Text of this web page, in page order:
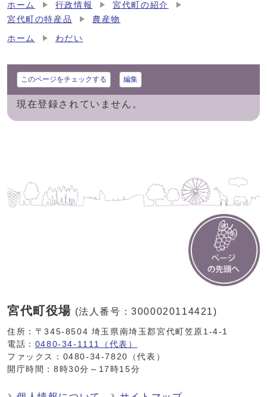
ホーム 行政情報
宮代町の紹介
宮代町の特産品
農産物
ホーム わだい
このページをチェックする 編集
現在登録されていません。
宮代町役場 (法人番号：3000020114421)
住所：〒345-8504 埼玉県南埼玉郡宮代町笠原1-4-1
電話： 0480-34-1111（代表）
ファックス：0480-34-7820（代表）
開庁時間：8時30分～17時15分